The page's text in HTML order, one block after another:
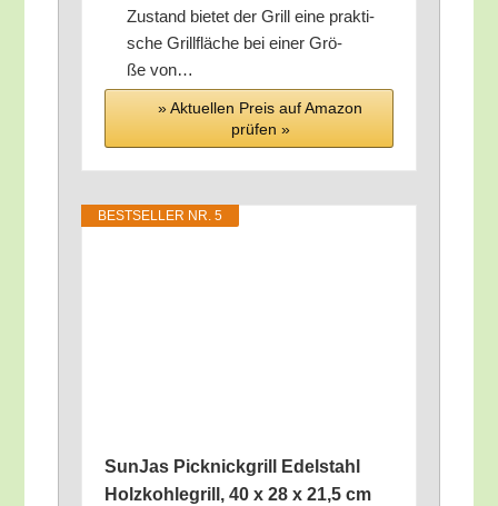
Zustand bie­tet der Grill eine prak­ti­
sche Grill­flä­che bei einer Grö­
ße von…
» Aktu­el­len Preis auf Ama­zon
prü­fen »
BEST­SEL­LER NR. 5
Sun­Jas Pick­nick­grill Edel­stahl
Holz­koh­le­grill, 40 x 28 x 21,5 cm